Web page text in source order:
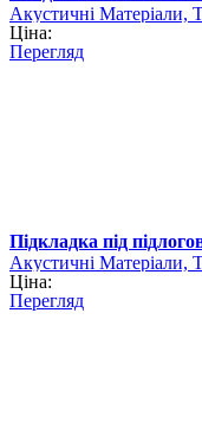
Акустичні Матеріали,
Ціна:
Перегляд
Підкладка під
Акустичні Матеріали,
Ціна:
Перегляд